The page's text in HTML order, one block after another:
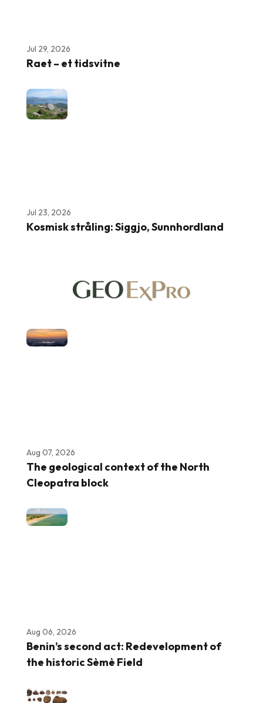
Jul 29, 2026
Raet – et tidsvitne
Jul 23, 2026
Kosmisk stråling: Siggjo, Sunnhordland
Aug 07, 2026
The geological context of the North
Cleopatra block
Aug 06, 2026
Benin’s second act: Redevelopment of
the historic Sèmè Field